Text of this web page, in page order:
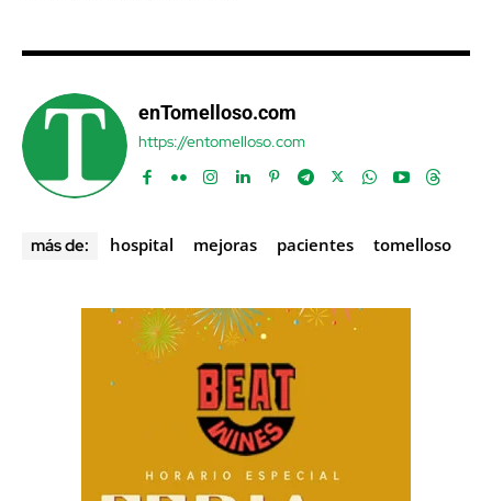
enTomelloso.com
https://entomelloso.com
más de: hospital mejoras pacientes tomelloso